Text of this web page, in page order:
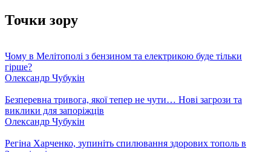
Точки зору
Чому в Мелітополі з бензином та електрикою буде тільки
гірше?
Олександр Чубукін
Безперевна тривога, якої тепер не чути… Нові загрози та
виклики для запоріжців
Олександр Чубукін
Регіна Харченко, зупиніть спилювання здорових тополь в